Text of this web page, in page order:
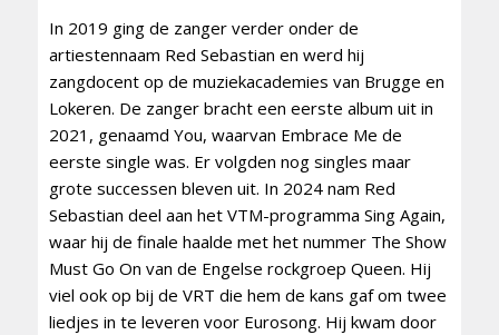
In 2019 ging de zanger verder onder de
artiestennaam Red Sebastian en werd hij
zangdocent op de muziekacademies van Brugge en
Lokeren. De zanger bracht een eerste album uit in
2021, genaamd You, waarvan Embrace Me de
eerste single was. Er volgden nog singles maar
grote successen bleven uit. In 2024 nam Red
Sebastian deel aan het VTM-programma Sing Again,
waar hij de finale haalde met het nummer The Show
Must Go On van de Engelse rockgroep Queen. Hij
viel ook op bij de VRT die hem de kans gaf om twee
liedjes in te leveren voor Eurosong. Hij kwam door